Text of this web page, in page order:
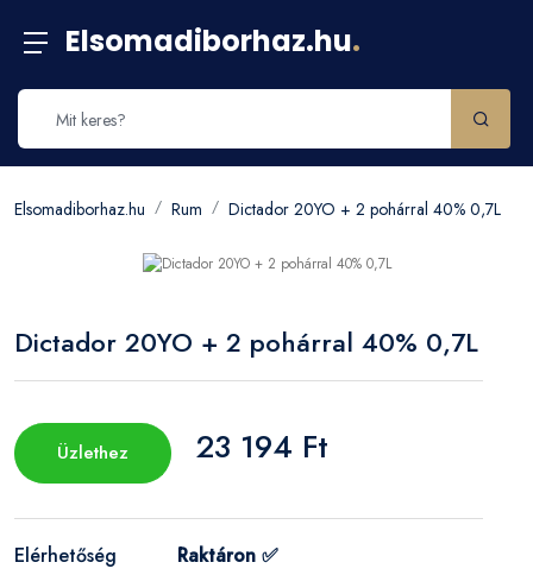
Elsomadiborhaz.hu.
Elsomadiborhaz.hu Rum Dictador 20YO + 2 pohárral 40% 0,7L
Dictador 20YO + 2 pohárral 40% 0,7L
Üzlethez 23 194 Ft
Elérhetőség
Raktáron ✅